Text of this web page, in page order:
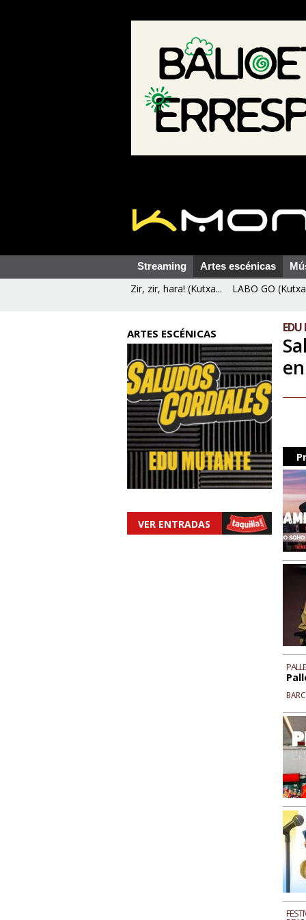
Streaming Artes escénicas
Zir, zir, hara! (Kutxa... LABO GO
ARTES ESCÉNICAS
VER ENTRADAS